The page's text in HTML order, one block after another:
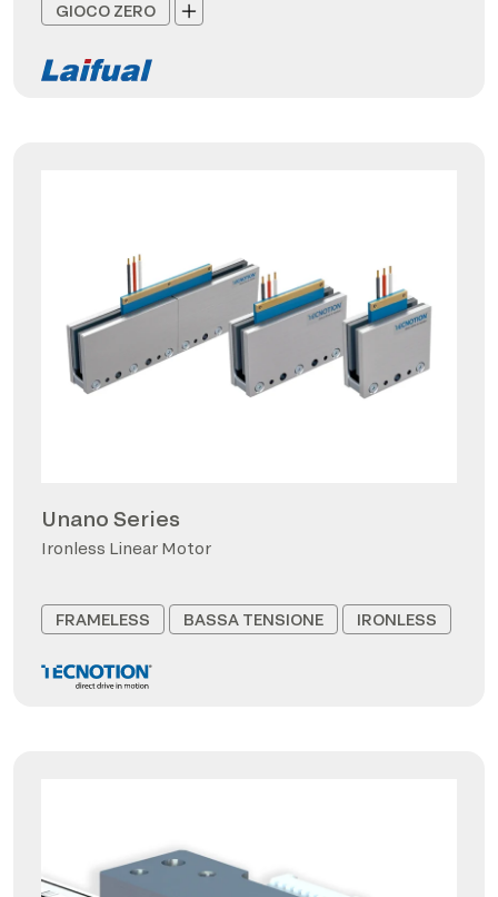
GIOCO ZERO
Unano Series
Ironless Linear Motor
FRAMELESS BASSA TENSIONE IRONLESS